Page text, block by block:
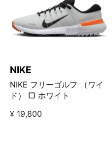
NIKE
NIKE フリーゴルフ （ワイ
ド） □ ホワイト
¥ 19,800